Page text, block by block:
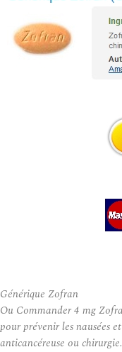
Générique Zofran
Ou Commander 4 mg
pour prévenir les nausées
anticancéreuse ou chirurgie.